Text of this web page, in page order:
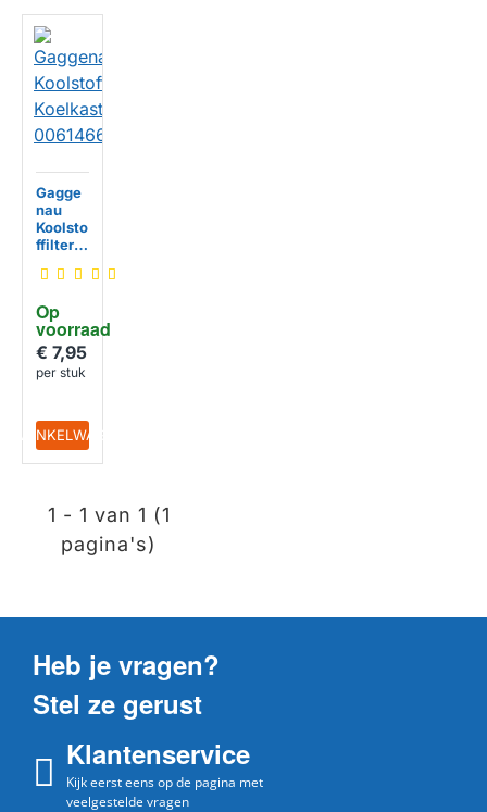
Op
voorraad
Gagge
nau
Koolsto
ffilter
st
65
€ 7,95
per stuk
IN WINKELWAGEN
1 - 1 van 1 (1
pagina's)
Heb je vragen?
Stel ze gerust
Klantenservice
Kijk eerst eens op de pagina met
veelgestelde vragen